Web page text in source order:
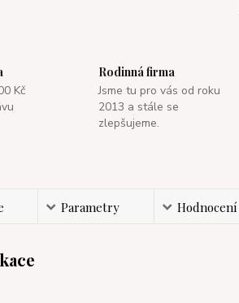
Kč
Rodinná firma
Jsme tu pro vás od roku
2013 a stále se
zlepšujeme.
Parametry Hodnocení